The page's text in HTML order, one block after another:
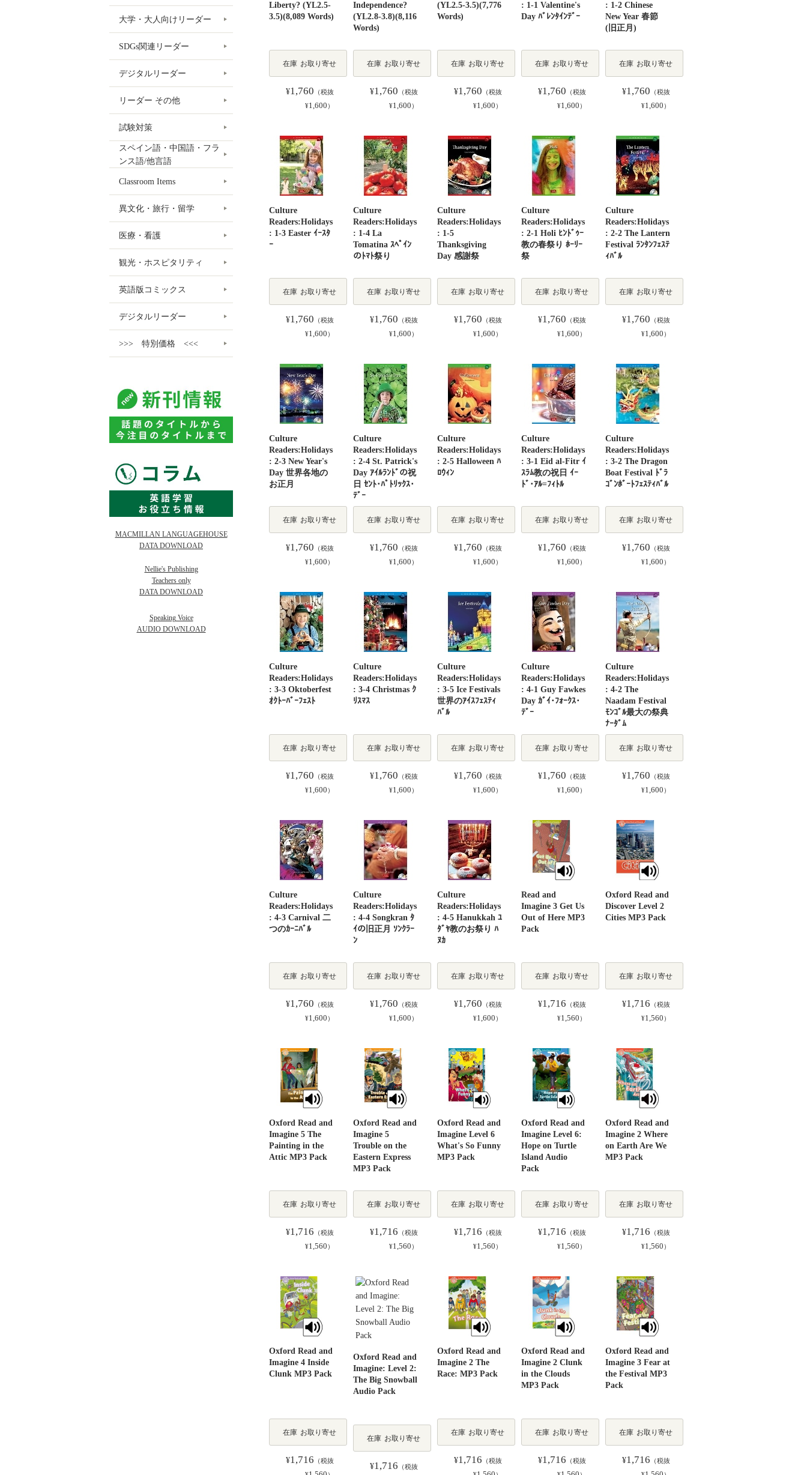
Liberty? (YL2.5-
3.5)(8,089 Words)
在庫 お取り寄せ
¥1,760 （税抜
¥1,600 ）
Independence?
(YL2.8-3.8)(8,116
Words)
在庫 お取り寄せ
¥1,760 （税抜
¥1,600 ）
(YL2.5-3.5)(7,776
Words)
在庫 お取り寄せ
¥1,760 （税抜
¥1,600 ）
: 1-1 Valentine's
Day ﾊﾞﾚﾝﾀｲﾝﾃﾞｰ
在庫 お取り寄せ
¥1,760 （税抜
¥1,600 ）
: 1-2 Chinese
New Year 春節
(旧正月)
在庫 お取り寄せ
¥1,760 （税抜
¥1,600 ）
Culture
Readers:Holidays
: 1-3 Easter ｲｰｽﾀ
ｰ
在庫 お取り寄せ
¥1,760 （税抜
¥1,600 ）
Culture
Readers:Holidays
: 1-4 La
Tomatina ｽﾍﾟｲﾝ
のﾄﾏﾄ祭り
在庫 お取り寄せ
¥1,760 （税抜
¥1,600 ）
Culture
Readers:Holidays
: 1-5
Thanksgiving
Day 感謝祭
在庫 お取り寄せ
¥1,760 （税抜
¥1,600 ）
Culture
Readers:Holidays
: 2-1 Holi ﾋﾝﾄﾞｩｰ
教の春祭り ﾎｰﾘｰ
祭
在庫 お取り寄せ
¥1,760 （税抜
¥1,600 ）
Culture
Readers:Holidays
: 2-2 The Lantern
Festival ﾗﾝﾀﾝﾌｪｽﾃ
ｨﾊﾞﾙ
在庫 お取り寄せ
¥1,760 （税抜
¥1,600 ）
Culture
Readers:Holidays
: 2-3 New Year's
Day 世界各地の
お正月
在庫 お取り寄せ
¥1,760 （税抜
¥1,600 ）
Culture
Readers:Holidays
: 2-4 St. Patrick's
Day ｱｲﾙﾗﾝﾄﾞの祝
日 ｾﾝﾄ･ﾊﾟﾄﾘｯｸｽ･
ﾃﾞｰ
在庫 お取り寄せ
¥1,760 （税抜
¥1,600 ）
Culture
Readers:Holidays
: 2-5 Halloween ﾊ
ﾛｳｨﾝ
在庫 お取り寄せ
¥1,760 （税抜
¥1,600 ）
Culture
Readers:Holidays
: 3-1 Eid al-Fitr ｲ
ｽﾗﾑ教の祝日 ｲｰ
ﾄﾞ･ｱﾙ=ﾌｨﾄﾙ
在庫 お取り寄せ
¥1,760 （税抜
¥1,600 ）
Culture
Readers:Holidays
: 3-2 The Dragon
Boat Festival ﾄﾞﾗ
ｺﾞﾝﾎﾞｰﾄﾌｪｽﾃｨﾊﾞﾙ
在庫 お取り寄せ
¥1,760 （税抜
¥1,600 ）
Culture
Readers:Holidays
: 3-3 Oktoberfest
ｵｸﾄｰﾊﾞｰﾌｪｽﾄ
在庫 お取り寄せ
¥1,760 （税抜
¥1,600 ）
Culture
Readers:Holidays
: 3-4 Christmas ｸ
ﾘｽﾏｽ
在庫 お取り寄せ
¥1,760 （税抜
¥1,600 ）
Culture
Readers:Holidays
: 3-5 Ice Festivals
世界のｱｲｽﾌｪｽﾃｨ
ﾊﾞﾙ
在庫 お取り寄せ
¥1,760 （税抜
¥1,600 ）
Culture
Readers:Holidays
: 4-1 Guy Fawkes
Day ｶﾞｲ･ﾌｫｰｸｽ･
ﾃﾞｰ
在庫 お取り寄せ
¥1,760 （税抜
¥1,600 ）
Culture
Readers:Holidays
: 4-2 The
Naadam Festival
ﾓﾝｺﾞﾙ最大の祭典
ﾅｰﾀﾞﾑ
在庫 お取り寄せ
¥1,760 （税抜
¥1,600 ）
Culture
Readers:Holidays
: 4-3 Carnival 二
つのｶｰﾆﾊﾞﾙ
在庫 お取り寄せ
¥1,760 （税抜
¥1,600 ）
Culture
Readers:Holidays
: 4-4 Songkran ﾀ
ｲの旧正月 ｿﾝｸﾗｰ
ﾝ
在庫 お取り寄せ
¥1,760 （税抜
¥1,600 ）
Culture
Readers:Holidays
: 4-5 Hanukkah ﾕ
ﾀﾞﾔ教のお祭り ﾊ
ﾇｶ
在庫 お取り寄せ
¥1,760 （税抜
¥1,600 ）
Read and
Imagine 3 Get Us
Out of Here MP3
Pack
在庫 お取り寄せ
¥1,716 （税抜
¥1,560 ）
Oxford Read and
Discover Level 2
Cities MP3 Pack
在庫 お取り寄せ
¥1,716 （税抜
¥1,560 ）
Oxford Read and
Imagine 5 The
Painting in the
Attic MP3 Pack
在庫 お取り寄せ
¥1,716 （税抜
¥1,560 ）
Oxford Read and
Imagine 5
Trouble on the
Eastern Express
MP3 Pack
在庫 お取り寄せ
¥1,716 （税抜
¥1,560 ）
Oxford Read and
Imagine Level 6
What's So Funny
MP3 Pack
在庫 お取り寄せ
¥1,716 （税抜
¥1,560 ）
Oxford Read and
Imagine Level 6:
Hope on Turtle
Island Audio
Pack
在庫 お取り寄せ
¥1,716 （税抜
¥1,560 ）
Oxford Read and
Imagine 2 Where
on Earth Are We
MP3 Pack
在庫 お取り寄せ
¥1,716 （税抜
¥1,560 ）
Oxford Read and
Imagine 4 Inside
Clunk MP3 Pack
在庫 お取り寄せ
¥1,716 （税抜
Oxford Read and
Imagine: Level 2:
The Big Snowball
Audio Pack
在庫 お取り寄せ
¥1,716 （税抜
Oxford Read and
Imagine 2 The
Race: MP3 Pack
在庫 お取り寄せ
¥1,716 （税抜
Oxford Read and
Imagine 2 Clunk
in the Clouds
MP3 Pack
在庫 お取り寄せ
¥1,716 （税抜
Oxford Read and
Imagine 3 Fear at
the Festival MP3
Pack
在庫 お取り寄せ
¥1,716 （税抜
大学・大人向けリーダー
SDGs関連リーダー
デジタルリーダー
リーダー その他
試験対策
スペイン語・中国語・フラ
ンス語/他言語
Classroom Items
異文化・旅行・留学
医療・看護
観光・ホスピタリティ
英語版コミックス
デジタルリーダー
>>> 特別価格 <<<
MACMILLAN LANGUAGEHOUSE
DATA DOWNLOAD
Nellie's Publishing
Teachers only
DATA DOWNLOAD
Speaking Voice
AUDIO DOWNLOAD